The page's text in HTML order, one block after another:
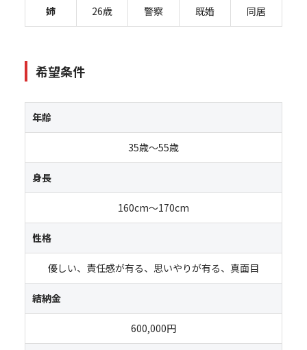
姉 26歳 警察 既婚 同居
希望条件
年齢
35歳～55歳
身長
160cm～170cm
性格
優しい、責任感が有る、思いやりが有る、真面目
結納金
600,000円